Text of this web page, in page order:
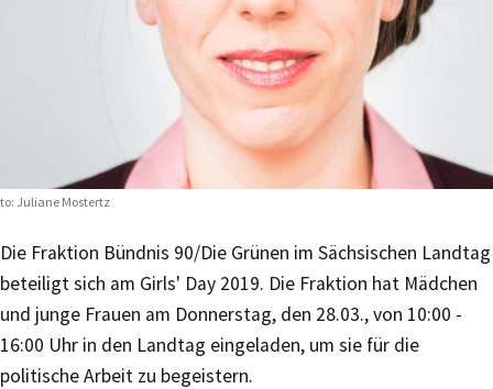
Juliane Mostertz
Die Fraktion Bündnis 90/Die Grünen im Sächsischen Landtag
beteiligt sich am Girls' Day 2019. Die Fraktion hat Mädchen
und junge Frauen am Donnerstag, den 28.03., von 10:00 -
16:00 Uhr in den Landtag eingeladen, um sie für die
politische Arbeit zu begeistern.